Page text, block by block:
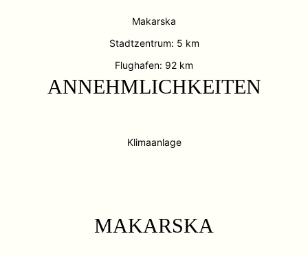
Makarska
Stadtzentrum: 5 km
Flughafen: 92 km
ANNEHMLICHKEITEN
Klimaanlage
MAKARSKA